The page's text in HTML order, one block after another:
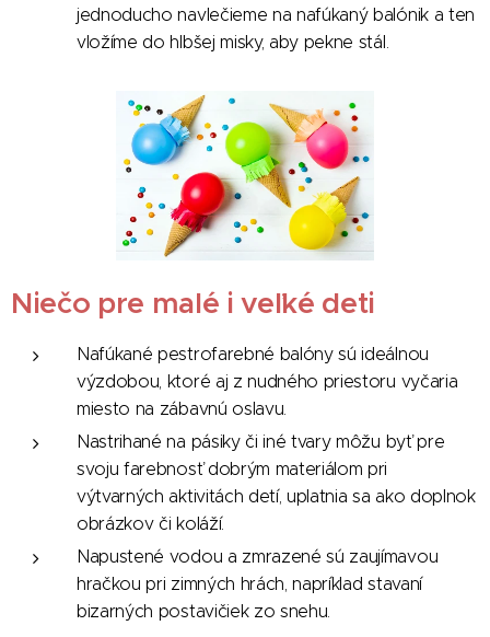
jednoducho navlečieme na nafúkaný balónik a ten
vložíme do hlbšej misky, aby pekne stál.
Niečo pre malé i veľké deti
Nafúkané pestrofarebné balóny sú ideálnou
výzdobou, ktoré aj z nudného priestoru vyčaria
miesto na zábavnú oslavu.
Nastrihané na pásiky či iné tvary môžu byť pre
svoju farebnosť dobrým materiálom pri
výtvarných aktivitách detí, uplatnia sa ako doplnok
obrázkov či koláží.
Napustené vodou a zmrazené sú zaujímavou
hračkou pri zimných hrách, napríklad stavaní
bizarných postavičiek zo snehu.